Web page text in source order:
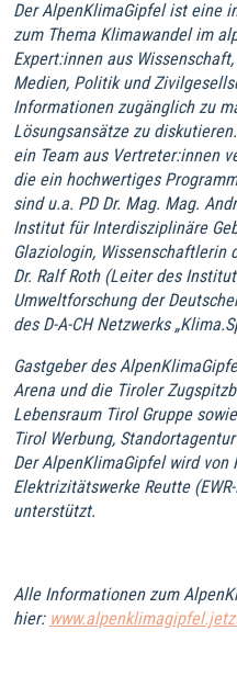
Der AlpenKlimaGipfel ist eine
zum Thema Klimawandel im
Expert:innen aus
Medien, Politik und
Informationen zugänglich zu
Lösungsansätze zu
ein Team aus Vertreter:innen
die ein hochwertiges
sind u.a. PD Dr. Mag. Mag.
Institut für Interdisziplinäre
Glaziologin, Wissenschaftlerin
Dr. Ralf Roth (Leiter des
Umweltforschung der
des D-A-CH Netzwerks
Gastgeber des
Arena und die Tiroler
Lebensraum Tirol Gruppe
Tirol Werbung,
Der AlpenKlimaGipfel wird von
Elektrizitätswerke Reutte
unterstützt.
Alle Informationen zum
hier: